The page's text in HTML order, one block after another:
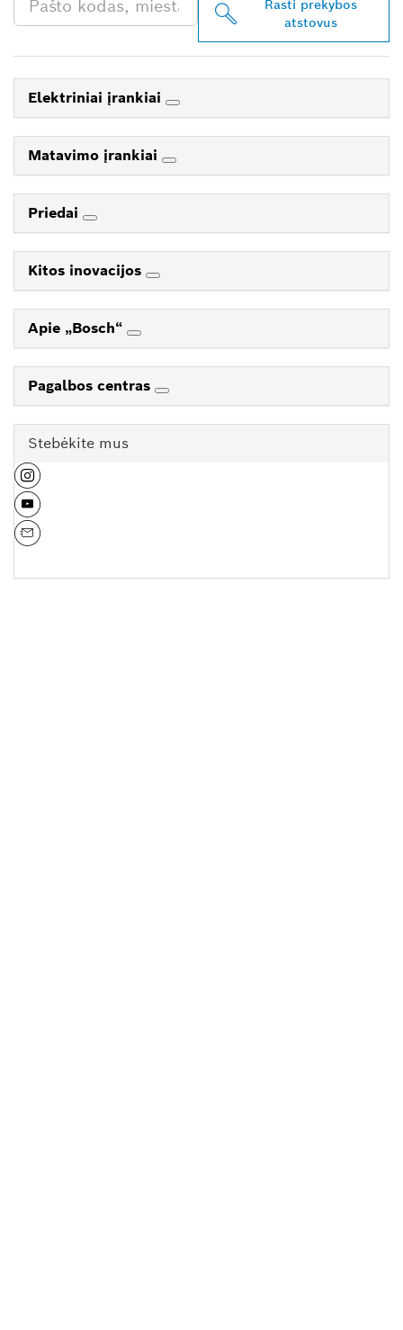
Rasti prekybos
atstovus
Elektriniai įrankiai
Matavimo įrankiai
Priedai
Kitos inovacijos
Apie „Bosch“
Pagalbos centras
Stebėkite mus